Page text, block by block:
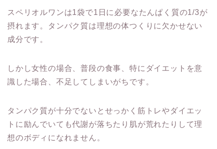
スペリオルワンは1袋で1日に必要なたんぱく質の1/3が
摂れます。タンパク質は理想の体つくりに欠かせない
成分です。
しかし女性の場合、普段の食事、特にダイエットを意
識した場合、不足してしまいがちです。
タンパク質が十分でないとせっかく筋トレやダイエッ
トに励んでいても代謝が落ちたり肌が荒れたりして理
想のボディになれません。